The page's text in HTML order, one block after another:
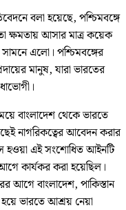
বলা হয়েছে, পশ্চিমবঙ্গে
ক্ষমতায় আসার মাত্র কয়েক
এলো। পশ্চিমবঙ্গের
মানুষ, যারা ভারতের
বাংলাদেশ থেকে ভারতে
নাগরিকত্বের আবেদন করার
হওয়া এই সংশোধিত আইনটি
কার্যকর করা হয়েছিল।
আগে বাংলাদেশ, পাকিস্তান
ভারতে আশ্রয় নেয়া